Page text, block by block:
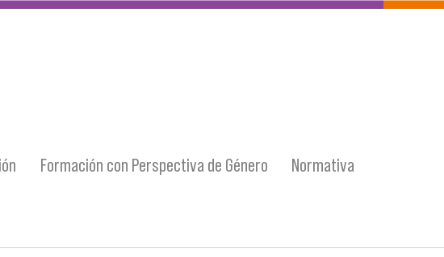
Formación con Perspectiva de Género Normativa